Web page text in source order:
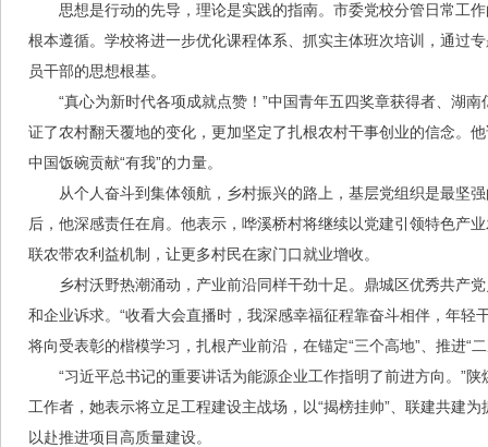
思想是行动的先导，理论是实践的指南。市委党校分管日常工
根本遵循。学校将进一步优化课程体系、抓实主体班次培训，通过
员干部的思想根基。
“真心为新时代各项成就点赞！”中国青年五四奖章获得者、湖
证了农村翻天覆地的变化，更加坚定了扎根农村干事创业的信念。
中国饭碗贡献“有我”的力量。
从个人奋斗到集体领航，乡村振兴的路上，基层党组织是最坚
后，他深感责任在肩。他表示，哗溪桥村将继续以党建引领特色产
联农带农利益机制，让更多村民在家门口就业增收。
乡村沃野热潮涌动，产业前沿同样干劲十足。鼎城区优秀共产
和企业诉求。“收看大会直播时，我深感幸福征程靠奋斗相伴，年
将向受表彰的楷模学习，扎根产业前沿，在锚定“三个高地”、推进
“习近平总书记的重要讲话为能源企业工作指明了前进方向。”
工作者，她表示将立足工程建设主战场，以“揭榜挂帅”、联建共建
以赴推进项目高质量建设。